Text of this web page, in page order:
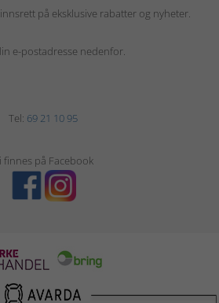
på eksklusive rabatter og nyheter.
e-postadresse nedenfor.
Tel: 69 21 10 95
finnes på Facebook